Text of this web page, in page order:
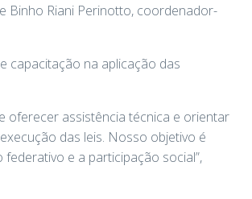
Binho Riani Perinotto, coordenador-
capacitação na aplicação das
oferecer assistência técnica e orientar
das leis. Nosso objetivo é
e a participação social”,